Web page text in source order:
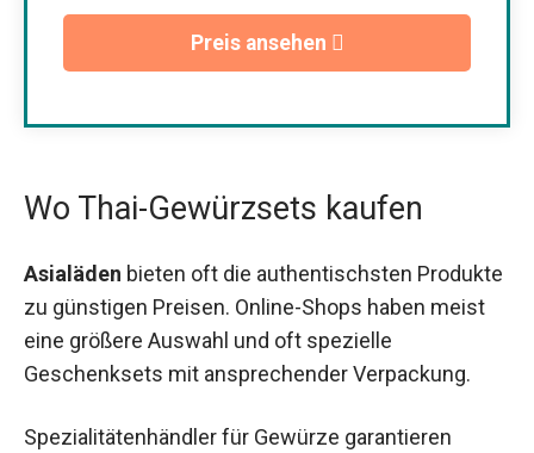
Preis ansehen
Wo Thai-Gewürzsets kaufen
Asialäden bieten oft die authentischsten Produkte
zu günstigen Preisen. Online-Shops haben meist
eine größere Auswahl und oft spezielle
Geschenksets mit ansprechender Verpackung.
Spezialitätenhändler für Gewürze garantieren